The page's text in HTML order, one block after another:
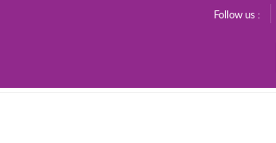
Follow us :